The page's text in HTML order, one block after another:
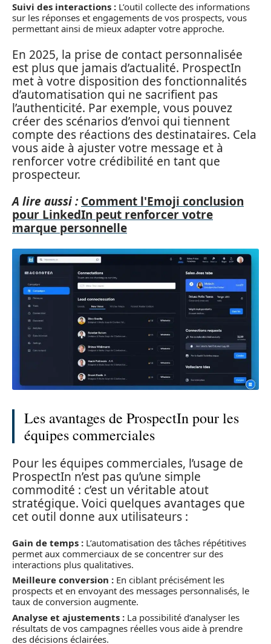
Suivi des interactions : L’outil collecte des informations
sur les réponses et engagements de vos prospects, vous
permettant ainsi de mieux adapter votre approche.
En 2025, la prise de contact personnalisée
est plus que jamais d’actualité. ProspectIn
met à votre disposition des fonctionnalités
d’automatisation qui ne sacrifient pas
l’authenticité. Par exemple, vous pouvez
créer des scénarios d’envoi qui tiennent
compte des réactions des destinataires. Cela
vous aide à ajuster votre message et à
renforcer votre crédibilité en tant que
prospecteur.
A lire aussi : Comment l'Emoji conclusion
pour LinkedIn peut renforcer votre
marque personnelle
Les avantages de ProspectIn pour les
équipes commerciales
Pour les équipes commerciales, l’usage de
ProspectIn n’est pas qu’une simple
commodité : c’est un véritable atout
stratégique. Voici quelques avantages que
cet outil donne aux utilisateurs :
Gain de temps : L’automatisation des tâches répétitives
permet aux commerciaux de se concentrer sur des
interactions plus qualitatives.
Meilleure conversion : En ciblant précisément les
prospects et en envoyant des messages personnalisés, le
taux de conversion augmente.
Analyse et ajustements : La possibilité d’analyser les
résultats de vos campagnes réelles vous aide à prendre
des décisions éclairées.